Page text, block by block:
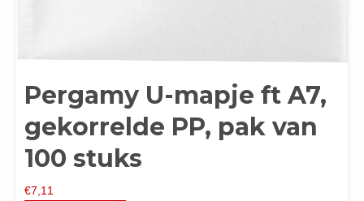
Pergamy U-mapje ft A7,
gekorrelde PP, pak van
100 stuks
€7,11